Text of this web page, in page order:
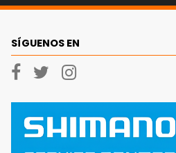
SÍGUENOS EN